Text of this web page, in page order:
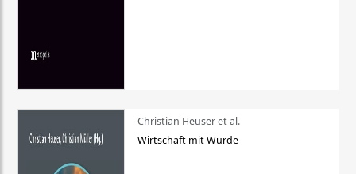
Christian Heuser et al.
Wirtschaft mit Würde